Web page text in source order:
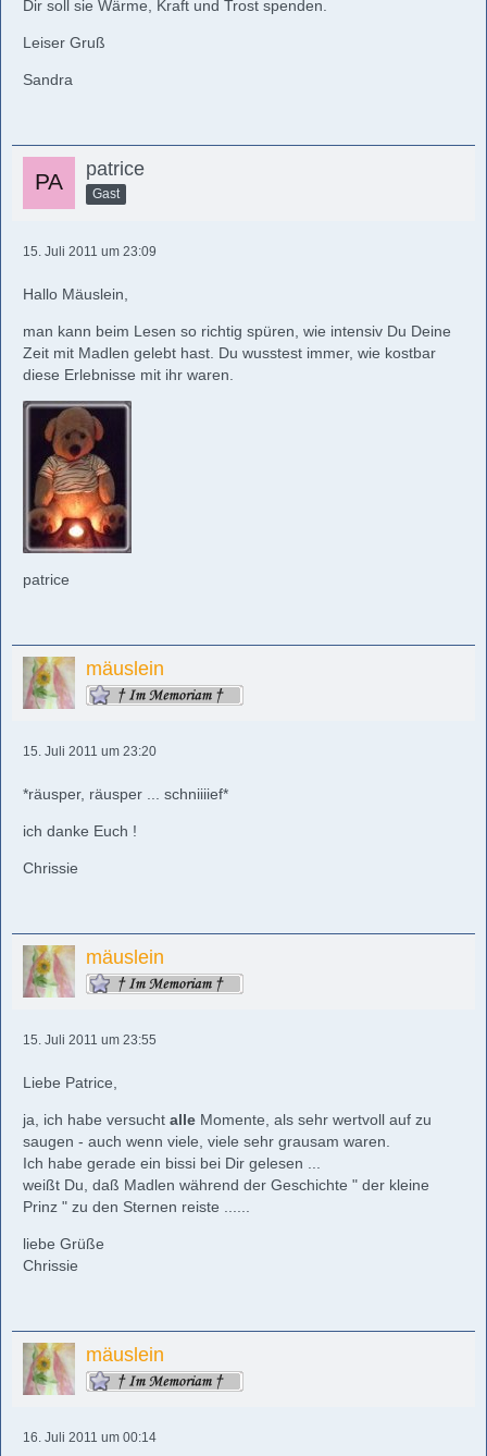
Dir soll sie Wärme, Kraft und Trost spenden.
Leiser Gruß
Sandra
patrice
Gast
15. Juli 2011 um 23:09
Hallo Mäuslein,
man kann beim Lesen so richtig spüren, wie intensiv Du Deine
Zeit mit Madlen gelebt hast. Du wusstest immer, wie kostbar
diese Erlebnisse mit ihr waren.
patrice
mäuslein
15. Juli 2011 um 23:20
*räusper, räusper ... schniiiief*
ich danke Euch !
Chrissie
mäuslein
15. Juli 2011 um 23:55
Liebe Patrice,
ja, ich habe versucht alle Momente, als sehr wertvoll auf zu
saugen - auch wenn viele, viele sehr grausam waren.
Ich habe gerade ein bissi bei Dir gelesen ...
weißt Du, daß Madlen während der Geschichte " der kleine
Prinz " zu den Sternen reiste ......
liebe Grüße
Chrissie
mäuslein
16. Juli 2011 um 00:14